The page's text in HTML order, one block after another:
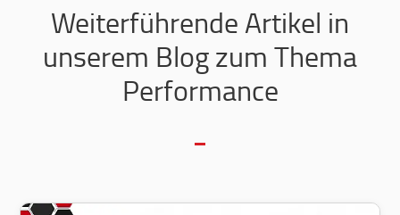
Weiterführende Artikel in
unserem Blog zum Thema
Performance